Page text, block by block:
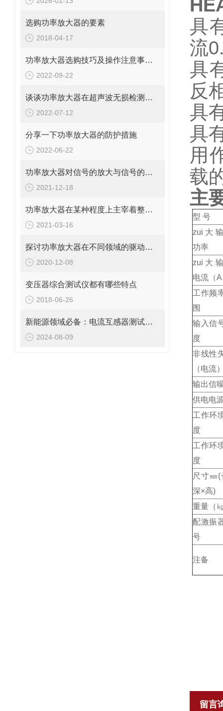
选购功率放大器的要素
2018-04-17
功率放大器选购技巧及操作注意事项分享
2022-09-22
谈谈功率放大器在超声波无损检测技术中的应用
2022-07-12
分享一下功率放大器的防护措施
2022-06-22
功率放大器对信号的放大与信号的频率有很大关系
2021-12-18
功率放大器在某种程度上主宰着整个系统能否提供良好的音质输出
2021-03-16
探讨功率放大器在不同领域的驱动测试应用
2020-12-08
变压器综合测试仪都有哪些特点
2018-06-26
新能源领域必备：电流互感器测试仪技术全解析
2024-08-09
具
流
具
反
具
具
用
载
主
型 号
zui大
功率
zui大
电流（
工作频
围
输入信
度
非线性
（电流
输出信
供电电
工作环
度
工作环
度
尺寸㎜(
深×高)
重量（
配激振
号
注备
留言